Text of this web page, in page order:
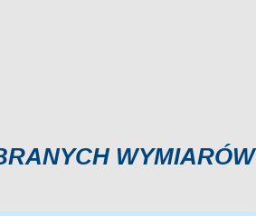
WYMIARÓW